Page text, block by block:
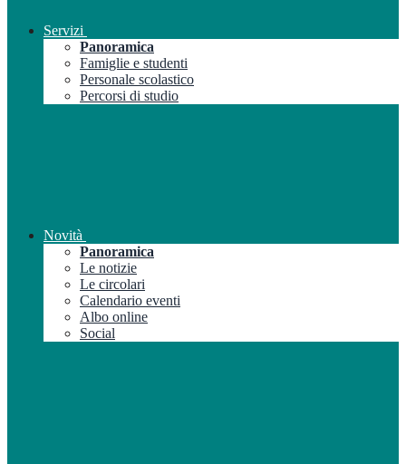
Servizi
Panoramica
Famiglie e studenti
Personale scolastico
Percorsi di studio
Novità
Panoramica
Le notizie
Le circolari
Calendario eventi
Albo online
Social